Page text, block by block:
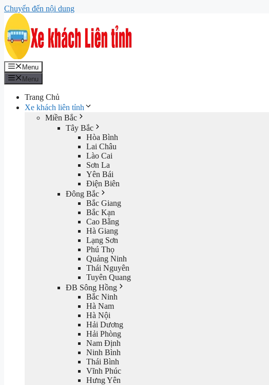
Chuyển đến nội dung
Menu
Menu
Trang Chủ
Xe khách liên tỉnh
Miền Bắc
Tây Bắc
Hòa Bình
Lai Châu
Lào Cai
Sơn La
Yên Bái
Điện Biên
Đông Bắc
Bắc Giang
Bắc Kạn
Cao Bằng
Hà Giang
Lạng Sơn
Phú Thọ
Quảng Ninh
Thái Nguyên
Tuyên Quang
ĐB Sông Hồng
Bắc Ninh
Hà Nam
Hà Nội
Hải Dương
Hải Phòng
Nam Định
Ninh Bình
Thái Bình
Vĩnh Phúc
Hưng Yên